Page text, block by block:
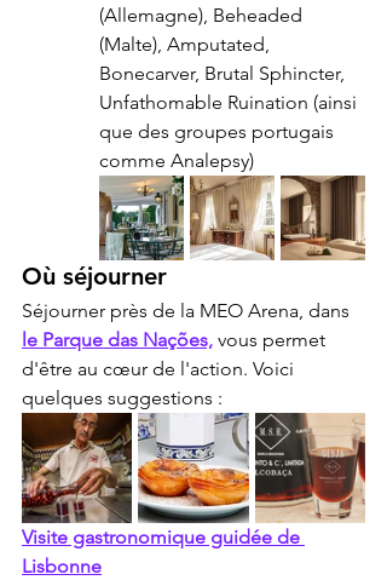
(Allemagne), Beheaded
(Malte), Amputated,
Bonecarver, Brutal Sphincter,
Unfathomable Ruination (ainsi
que des groupes portugais
comme Analepsy)
Où séjourner
Séjourner près de la MEO Arena, dans
le Parque das Nações, vous permet
d'être au cœur de l'action. Voici
quelques suggestions :
Visite gastronomique guidée de
Lisbonne